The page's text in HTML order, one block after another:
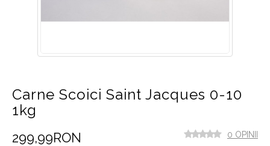
Carne Scoici Saint Jacques 0-10
1kg
299,99RON 0 OPINII